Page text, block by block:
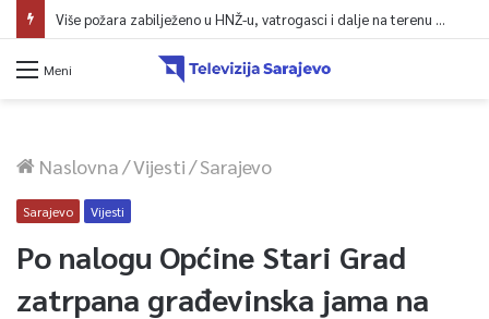
Meni
Naslovna/Vijesti/Sarajevo
Sarajevo Vijesti
Po nalogu Općine Stari Grad
zatrpana građevinska jama na